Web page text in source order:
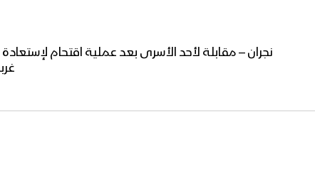
نجران – مقابلة لأحد الأسرى بعد عملية اقتحام